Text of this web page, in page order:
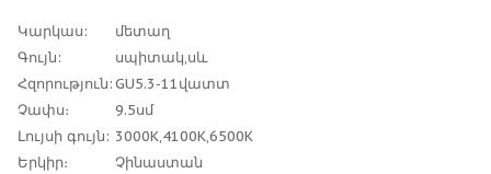
Կարկաս:
մետաղ
Գույն:
սպիտակ,սև
Հզորություն:GU5.3-11վատտ
Չափս։
9.5սմ
Լույսի գույն: 3000K,4100K,6500K
Երկիր։
Չինաստան